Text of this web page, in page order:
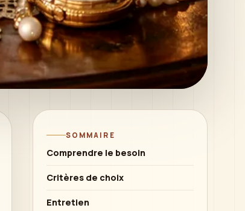
SOMMAIRE
Comprendre le besoin
Critères de choix
Entretien